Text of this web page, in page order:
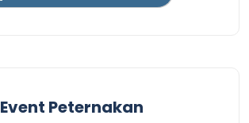
Event Peternakan